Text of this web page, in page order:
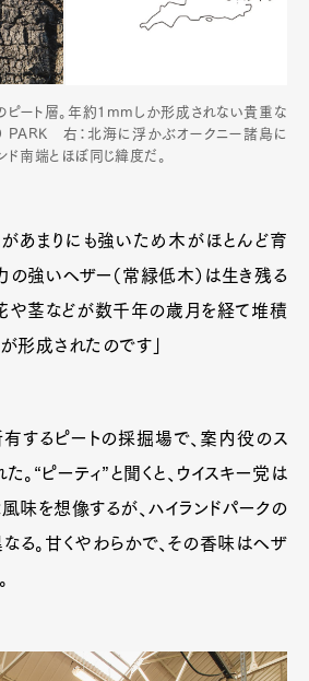
ピート層。年約1mmしか形成されない貴重な
右：北海に浮かぶオークニー諸島に
ド南端とほぼ同じ緯度だ。
があまりにも強いため木がほとんど育
の強いヘザー（常緑低木）は生き残る
花や茎などが数千年の歳月を経て堆積
形成されたのです」
有するピートの採掘場で、案内役のス
。“ピーティ”と聞くと、ウイスキー党は
風味を想像するが、ハイランドパークの
る。甘くやわらかで、その香味はヘザ